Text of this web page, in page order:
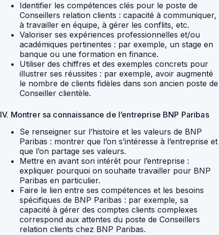
Identifier les compétences clés pour le poste de
Conseillers relation clients : capacité à communiquer,
à travailler en équipe, à gérer les conflits, etc.
Valoriser ses expériences professionnelles et/ou
académiques pertinentes : par exemple, un stage en
banque ou une formation en finance.
Utiliser des chiffres et des exemples concrets pour
illustrer ses réussites : par exemple, avoir augmenté
le nombre de clients fidèles dans son ancien poste de
Conseiller clientèle.
IV. Montrer sa connaissance de l’entreprise BNP Paribas
Se renseigner sur l’histoire et les valeurs de BNP
Paribas : montrer que l’on s’intéresse à l’entreprise et
que l’on partage ses valeurs.
Mettre en avant son intérêt pour l’entreprise :
expliquer pourquoi on souhaite travailler pour BNP
Paribas en particulier.
Faire le lien entre ses compétences et les besoins
spécifiques de BNP Paribas : par exemple, sa
capacité à gérer des comptes clients complexes
correspond aux attentes du poste de Conseillers
relation clients chez BNP Paribas.